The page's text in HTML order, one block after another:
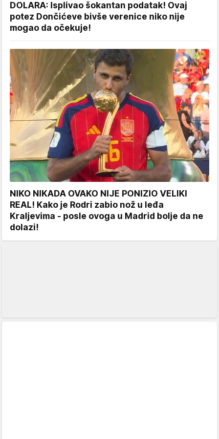
DOLARA: Isplivao šokantan podatak! Ovaj
potez Dončićeve bivše verenice niko nije
mogao da očekuje!
NIKO NIKADA OVAKO NIJE PONIZIO VELIKI
REAL! Kako je Rodri zabio nož u leđa
Kraljevima - posle ovoga u Madrid bolje da ne
dolazi!